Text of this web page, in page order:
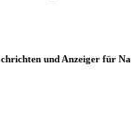
und Anzeiger für